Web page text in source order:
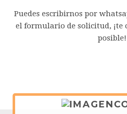
Puedes escribirnos por
el formulario de solicitud, ¡te
posible!